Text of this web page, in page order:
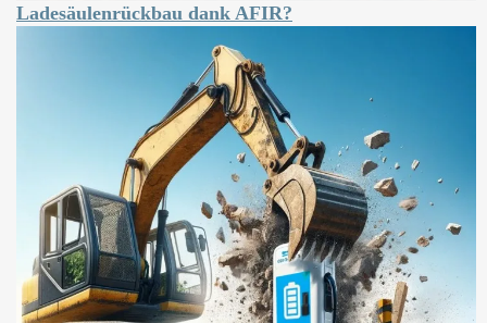
Ladesäulenrückbau dank AFIR?